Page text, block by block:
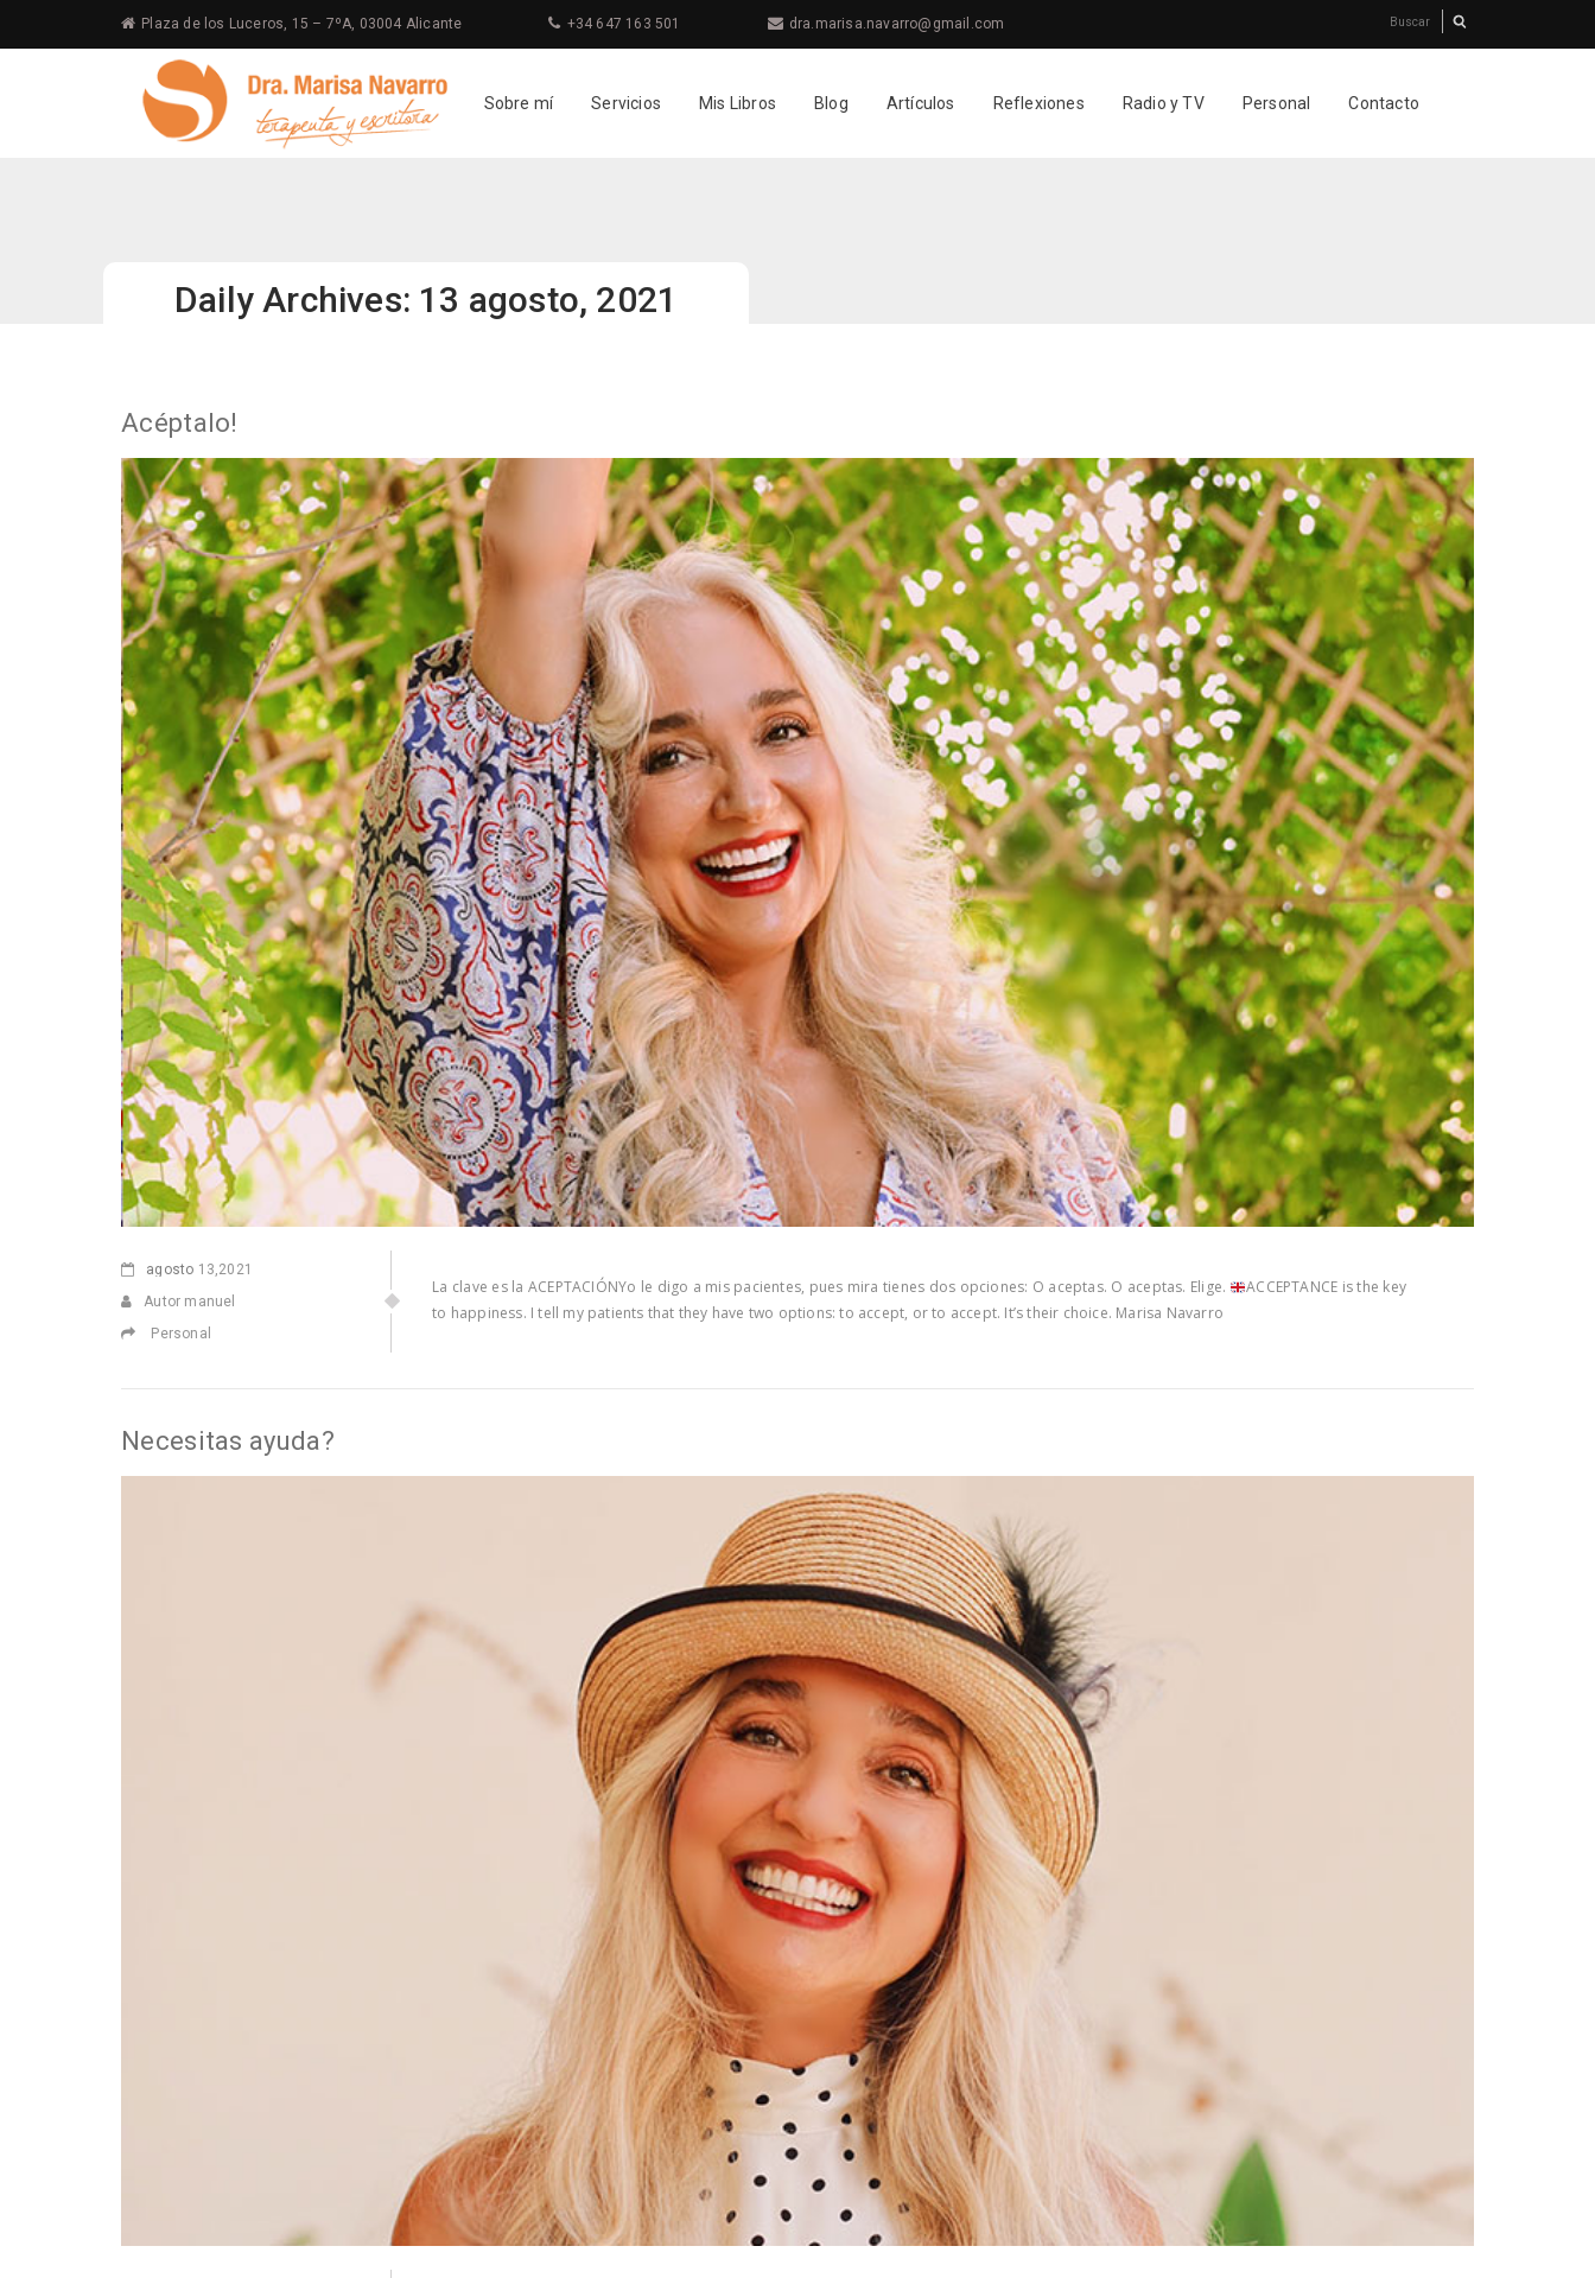
Plaza de los Luceros, 15 – 7ºA, 03004 Alicante +34 647 163 501 dra.marisa.navarro@gmail.com
Sobre mí Servicios Mis Libros Blog Artículos Reflexiones Radio y TV Personal Contacto
Daily Archives: 13 agosto, 2021
Acéptalo!
agosto 13,2021
Autor manuel
Personal
La clave es la ACEPTACIÓNYo le digo a mis pacientes, pues mira tienes dos opciones: O aceptas. O aceptas. Elige.
ACCEPTANCE is the key
to happiness. I tell my patients that they have two options: to accept, or to accept. It’s their choice. Marisa Navarro
Necesitas ayuda?